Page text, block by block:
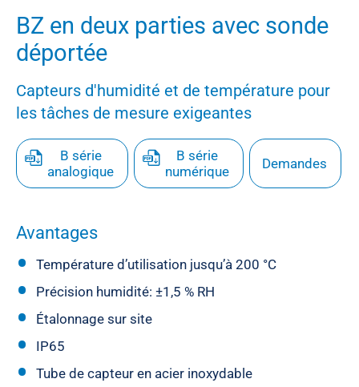
BZ en deux parties avec sonde
déportée
Capteurs d'humidité et de température pour
les tâches de mesure exigeantes
B série
analogique
B série
numérique
Demandes
Avantages
Température d’utilisation jusqu’à 200 °C
Précision humidité: ±1,5 % RH
Étalonnage sur site
IP65
Tube de capteur en acier inoxydable